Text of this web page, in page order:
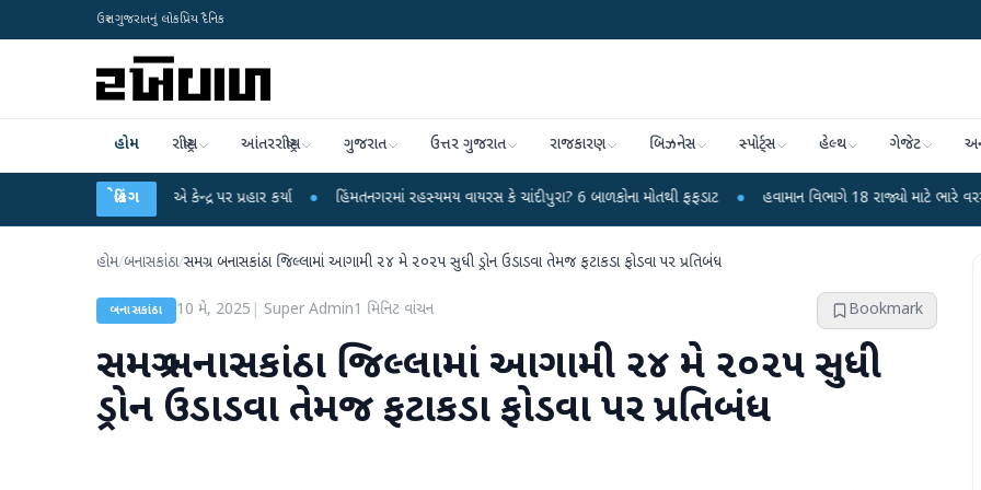
ઉત્તર ગુજરાતનું લોકપ્રિય દૈનિક
હોમ રાષ્ટ્રીય આંતરરાષ્ટ્રીય ગુજરાત ઉત્તર ગુજરાત રાજકારણ બિઝનેસ સ્પોર્ટ્સ હેલ્થ ગેજેટ
બ્રેકિંગ
રાહુલ ગાંધીએ કેન્દ્ર પર પ્રહાર કર્યા ● હિંમતનગરમાં રહસ્યમય વાયરસ કે ચાંદીપુરા? 6 બાળકોના મોતથી ફફડાટ ● હવામાન વિભાગે 18 રાજ્યો માટે ભારે વરસાદની ચેતવણી
હોમ/બનાસકાંઠા/સમગ્ર બનાસકાંઠા જિલ્લામાં આગામી ૨૪ મે ૨૦૨૫ સુધી ડ્રોન ઉડાડવા તેમજ ફટાકડા ફોડવા પર પ્રતિબંધ
બનાસકાંઠા 10 મે, 2025 Super Admin1 મિનિટ વાંચન Bookmark
સમગ્ર બનાસકાંઠા જિલ્લામાં આગામી ૨૪ મે ૨૦૨૫ સુધી
ડ્રોન ઉડાડવા તેમજ ફટાકડા ફોડવા પર પ્રતિબંધ